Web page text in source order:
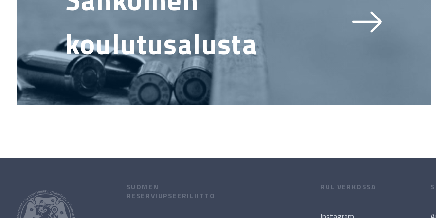
koulutusalusta
SUOMEN
RESERVIUPSEERILIITTO
RUL VERKOSSA